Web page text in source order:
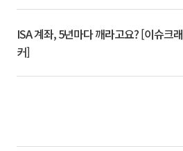
ISA 계좌, 5년마다 깨라고요? [이슈크래
커]